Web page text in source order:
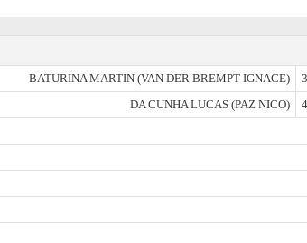
BATURINA MARTIN (VAN DER BREMPT IGNACE)
DA CUNHA LUCAS (PAZ NICO)